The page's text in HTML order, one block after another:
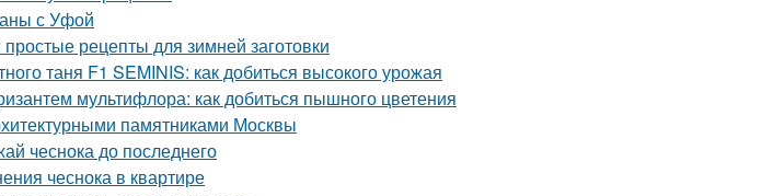
с Уфой
рецепты для зимней заготовки
таня F1 SEMINIS: как добиться высокого урожая
мультифлора: как добиться пышного цветения
памятниками Москвы
чеснока до последнего
чеснока в квартире